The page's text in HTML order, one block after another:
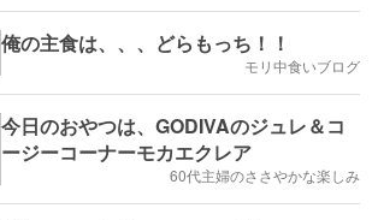
俺の主食は、、、どらもっち！！
モリ中食いブログ
今日のおやつは、GODIVAのジュレ＆コ
ージーコーナーモカエクレア
60代主婦のささやかな楽しみ